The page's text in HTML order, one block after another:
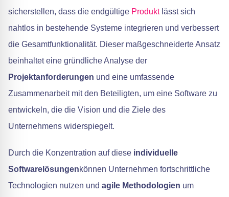
sicherstellen, dass die endgültige Produktlässt sich
nahtlos in bestehende Systeme integrieren und verbessert
die Gesamtfunktionalität. Dieser maßgeschneiderte Ansatz
beinhaltet eine gründliche Analyse der
Projektanforderungen und eine umfassende
Zusammenarbeit mit den Beteiligten, um eine Software zu
entwickeln, die die Vision und die Ziele des
Unternehmens widerspiegelt.
Durch die Konzentration auf diese individuelle
Softwarelösungenkönnen Unternehmen fortschrittliche
Technologien nutzen und agile Methodologien um